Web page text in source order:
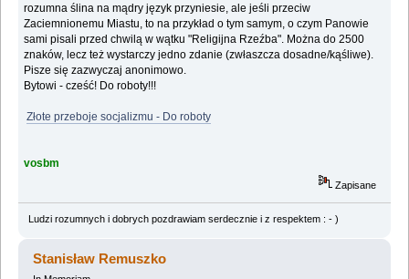
rozumna ślina na mądry język przyniesie, ale jeśli przeciw
Zaciemnionemu Miastu, to na przykład o tym samym, o czym Panowie
sami pisali przed chwilą w wątku "Religijna Rzeźba". Można do 2500
znaków, lecz też wystarczy jedno zdanie (zwłaszcza dosadne/kąśliwe).
Pisze się zazwyczaj anonimowo.
Bytowi - cześć! Do roboty!!!
Złote przeboje socjalizmu - Do roboty
vosbm
Zapisane
Ludzi rozumnych i dobrych pozdrawiam serdecznie i z respektem : - )
Stanisław Remuszko